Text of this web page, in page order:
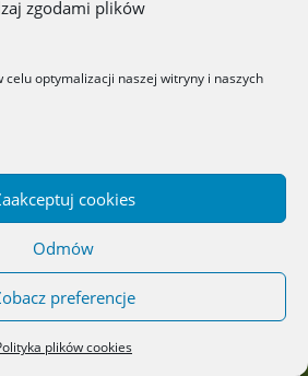
zgodami plików
celu optymalizacji naszej witryny i naszych
cookies
Odmów
preferencje
plików cookies
dla dzieci 4+
książka mojego
Stasia. Często przynosi ją z
lub sam ogląda, wertuje,
mówi o Oskarze i Mii